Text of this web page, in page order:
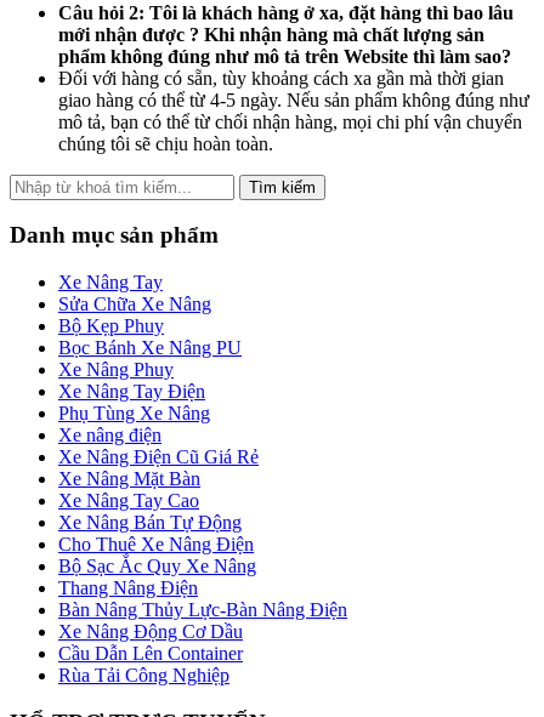
Câu hỏi 2: Tôi là khách hàng ở xa, đặt hàng thì bao lâu
mới nhận được ? Khi nhận hàng mà chất lượng sản
phẩm không đúng như mô tả trên Website thì làm sao?
Đối với hàng có sẵn, tùy khoảng cách xa gần mà thời gian
giao hàng có thể từ 4-5 ngày. Nếu sản phẩm không đúng như
mô tả, bạn có thể từ chối nhận hàng, mọi chi phí vận chuyển
chúng tôi sẽ chịu hoàn toàn.
Tìm kiếm
Danh mục sản phẩm
Xe Nâng Tay
Sửa Chữa Xe Nâng
Bộ Kẹp Phuy
Bọc Bánh Xe Nâng PU
Xe Nâng Phuy
Xe Nâng Tay Điện
Phụ Tùng Xe Nâng
Xe nâng điện
Xe Nâng Điện Cũ Giá Rẻ
Xe Nâng Mặt Bàn
Xe Nâng Tay Cao
Xe Nâng Bán Tự Động
Cho Thuê Xe Nâng Điện
Bộ Sạc Ắc Quy Xe Nâng
Thang Nâng Điện
Bàn Nâng Thủy Lực-Bàn Nâng Điện
Xe Nâng Động Cơ Dầu
Cầu Dẫn Lên Container
Rùa Tải Công Nghiệp